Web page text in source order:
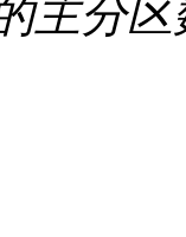
主分